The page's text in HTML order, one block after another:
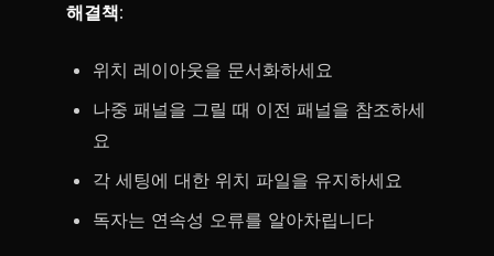
해결책:
위치 레이아웃을 문서화하세요
나중 패널을 그릴 때 이전 패널을 참조하세
요
각 세팅에 대한 위치 파일을 유지하세요
독자는 연속성 오류를 알아차립니다